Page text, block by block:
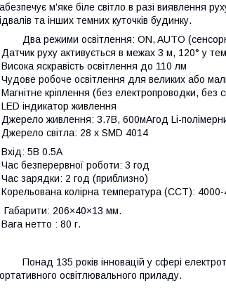
м'яке біле світло в разі виявлення
та інших темних куточків будинку.
Два режими освітлення: ON, AUTO
Датчик руху активується в межах 3 м, 120° у
Висока яскравість освітлення до 110 лм
Чудове робоче освітлення для великих або
Магнітне кріплення (без електропроводки, без
LED індикатор живлення
Джерело живлення: 3.7В, 600мAгод Li-
Джерело світла: 28 x SMD 4014
Вхід: 5В 0.5A
Час безперервної роботи: 3 год
Час зарядки: 2 год (приблизно)
Корельована колірна температура (CCT):
Габарити: 206×40×13 мм.
Вага нетто : 80 г.
Понад 135 років інновацій у сфері
освітлювального приладу.